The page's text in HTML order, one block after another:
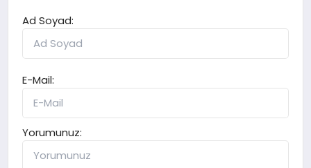
Ad Soyad:
E-Mail:
Yorumunuz: